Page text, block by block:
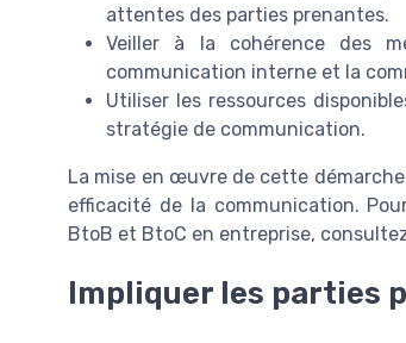
attentes des parties prenantes.
Veiller à la cohérence des
communication interne et la
Utiliser les ressources
stratégie de communication.
La mise en œuvre de cette
efficacité de la communication.
BtoB et BtoC en entreprise,
Impliquer les parties